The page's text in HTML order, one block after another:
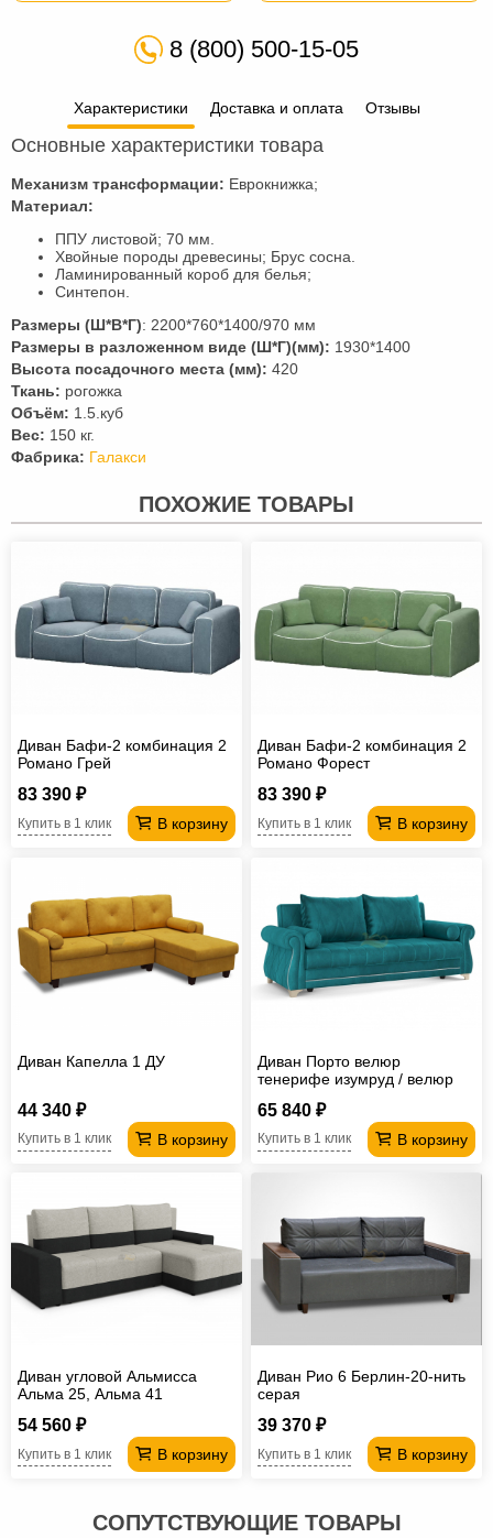
8 (800) 500-15-05
Характеристики Доставка и оплата Отзывы
Основные характеристики товара
Механизм трансформации: Еврокнижка;
Материал:
ППУ листовой; 70 мм.
Хвойные породы древесины; Брус сосна.
Ламинированный короб для белья;
Синтепон.
Размеры (Ш*В*Г): 2200*760*1400/970 мм
Размеры в разложенном виде (Ш*Г)(мм): 1930*1400
Высота посадочного места (мм): 420
Ткань: рогожка
Объём: 1.5.куб
Вес: 150 кг.
Фабрика: Галакси
ПОХОЖИЕ ТОВАРЫ
Диван Бафи-2 комбинация 2
Романо Грей
83 390 ₽
В корзину
Купить в 1 клик
Диван Бафи-2 комбинация 2
Романо Форест
83 390 ₽
В корзину
Купить в 1 клик
Диван Капелла 1 ДУ
44 340 ₽
В корзину
Купить в 1 клик
Диван Порто велюр
тенерифе изумруд / велюр
65 840 ₽
В корзину
Купить в 1 клик
Диван угловой Альмисса
Альма 25, Альма 41
54 560 ₽
В корзину
Купить в 1 клик
Диван Рио 6 Берлин-20-нить
серая
39 370 ₽
В корзину
Купить в 1 клик
СОПУТСТВУЮЩИЕ ТОВАРЫ